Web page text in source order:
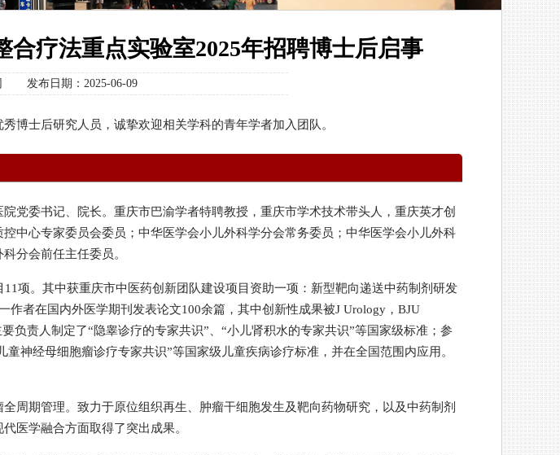
疗法重点实验室2025年招聘博士后启事
发布日期：2025-06-09
博士后研究人员，诚挚欢迎相关学科的青年学者加入团队。
党委书记、院长。重庆市巴渝学者特聘教授，重庆市学术技术带头人，重庆英才创
中心专家委员会委员；中华医学会小儿外科学分会常务委员；中华医学会小儿外科
分会前任主任委员。
项。其中获重庆市中医药创新团队建设项目资助一项：新型靶向递送中药制剂研发
者在国内外医学期刊发表论文100余篇，其中创新性成果被J Urology，BJU
负责人制定了“隐睾诊疗的专家共识”、“小儿肾积水的专家共识”等国家级标准；参
神经母细胞瘤诊疗专家共识”等国家级儿童疾病诊疗标准，并在全国范围内应用。
周期管理。致力于原位组织再生、肿瘤干细胞发生及靶向药物研究，以及中药制剂
医学融合方面取得了突出成果。